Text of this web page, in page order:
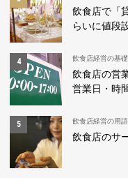
飲食店で「
らいに値段
飲食店経営の基
飲食店の営
営業日・時
飲食店経営の用
飲食店のサ